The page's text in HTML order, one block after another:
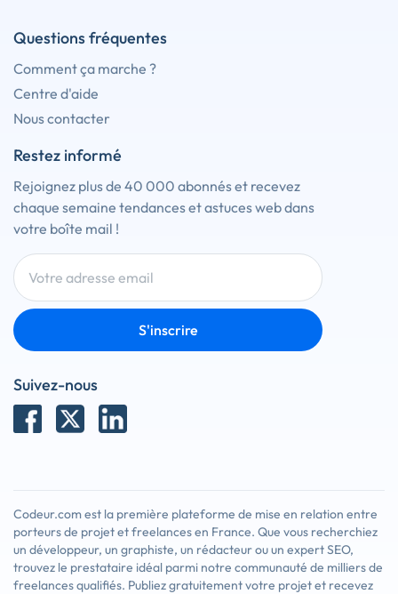
Questions fréquentes
Comment ça marche ?
Centre d'aide
Nous contacter
Restez informé
Rejoignez plus de 40 000 abonnés et recevez
chaque semaine tendances et astuces web dans
votre boîte mail !
S'inscrire
Suivez-nous
Codeur.com est la première plateforme de mise en relation entre
porteurs de projet et freelances en France. Que vous recherchiez
un développeur, un graphiste, un rédacteur ou un expert SEO,
trouvez le prestataire idéal parmi notre communauté de milliers de
freelances qualifiés. Publiez gratuitement votre projet et recevez